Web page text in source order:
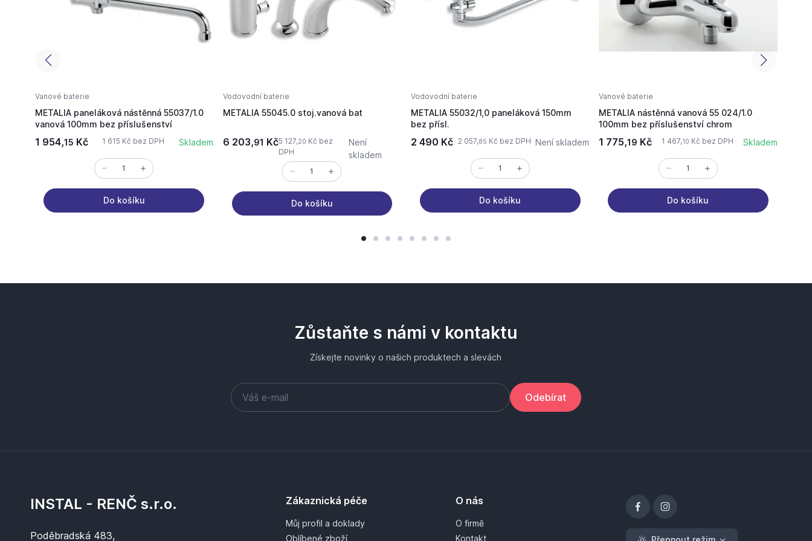
Vanové baterie
METALIA paneláková nástěnná 55037/1.0
vanová 100mm bez příslušenství
1 954,15 Kč 1 615 Kč bez DPH Skladem
Do košíku
Vodovodní baterie
METALIA 55045.0 stoj.vanová bat
6 203,91 Kč5 127,20 Kč bez
DPH
Není
skladem
Do košíku
Vodovodní baterie
METALIA 55032/1,0 paneláková 150mm
bez přísl.
2 490 Kč 2 057,85 Kč bez DPH Není skladem
Do košíku
Vanové baterie
METALIA nástěnná vanová 55 024/1.0
100mm bez příslušenství chrom
1 775,19 Kč 1 467,10 Kč bez DPH Skladem
Do košíku
Zůstaňte s námi v kontaktu
Získejte novinky o našich produktech a slevách
Odebírat
INSTAL - RENČ s.r.o.
Poděbradská 483,
Zákaznická péče
Můj profil a doklady
Oblíbené zboží
O nás
O firmě
Kontakt